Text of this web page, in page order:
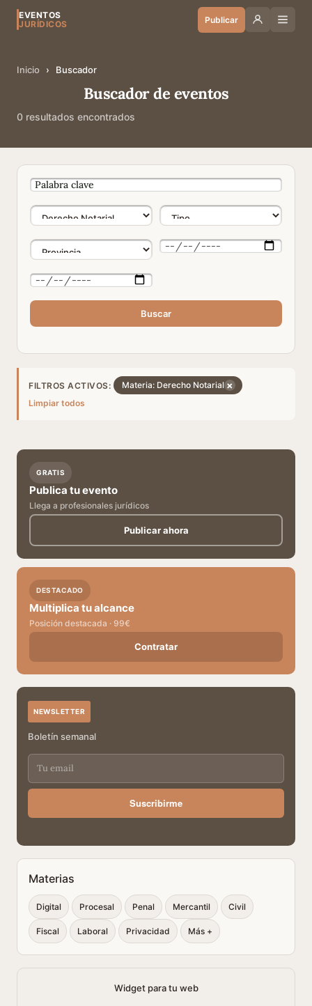
EVENTOS
JURÍDICOS
Publicar
Inicio › Buscador
Buscador de eventos
0 resultados encontrados
Buscar
FILTROS ACTIVOS: Materia: Derecho Notarial ×
Limpiar todos
GRATIS
Publica tu evento
Llega a profesionales jurídicos
Publicar ahora
DESTACADO
Multiplica tu alcance
Posición destacada · 99€
Contratar
NEWSLETTER
Boletín semanal
Suscribirme
Materias
Digital Procesal Penal Mercantil Civil
Fiscal Laboral Privacidad Más +
Widget para tu web